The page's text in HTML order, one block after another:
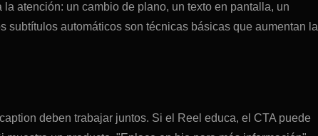
atención: un cambio de plano, un texto en pantalla, un
subtítulos automáticos son técnicas básicas que aumentan la
deben trabajar juntos. Si el Reel educa, el CTA puede